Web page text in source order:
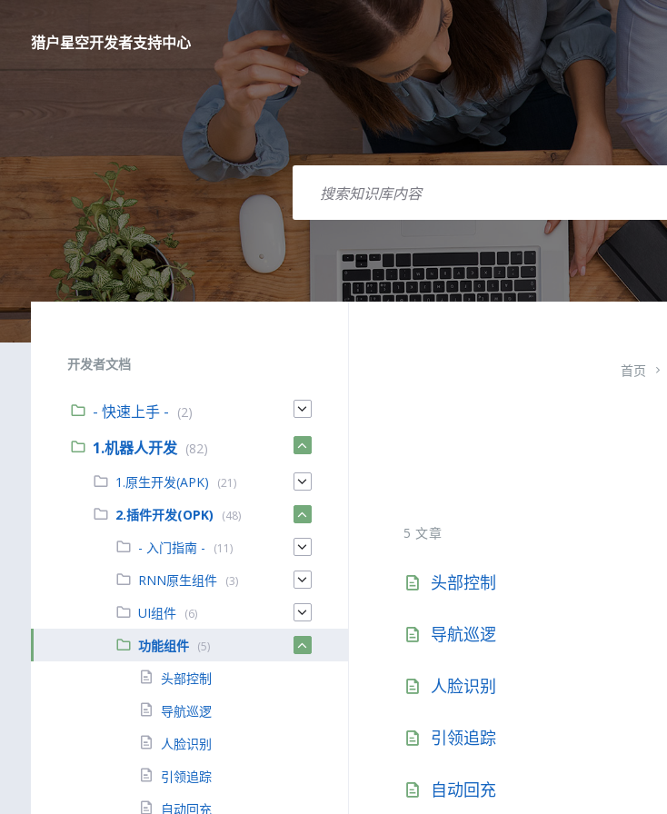
航
猎户星空开发者支持中心
首页
5 文章
头部控制
导航巡逻
人脸识别
引领追踪
自动回充
开发者文档
- 快速上手 - (2)
1.机器人开发 (82)
1.原生开发(APK)
(21)
2.插件开发(OPK) (48)
- 入门指南 - (11)
RNN原生组件 (3)
UI组件 (6)
功能组件 (5)
头部控制
导航巡逻
人脸识别
引领追踪
自动回充